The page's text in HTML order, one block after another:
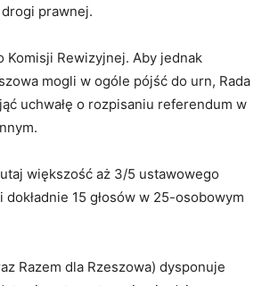
prawnej.
Komisji Rewizyjnej. Aby jednak
mogli w ogóle pójść do urn, Rada
uchwałę o rozpisaniu referendum w
większość aż 3/5 ustawowego
dokładnie 15 głosów w 25-osobowym
Razem dla Rzeszowa) dysponuje